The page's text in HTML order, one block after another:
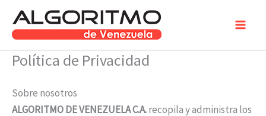
contenido
Política de Privacidad
Sobre nosotros
ALGORITMO DE VENEZUELA C.A.recopila y administra los